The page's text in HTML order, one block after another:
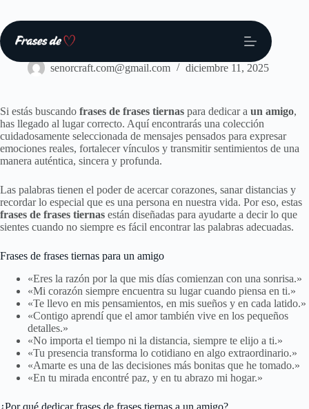
contenido
Frases
senorcraft.com@gmail.com diciembre 11, 2025
Si estás buscando frases de frases tiernas para dedicar a un amigo,
has llegado al lugar correcto. Aquí encontrarás una colección
cuidadosamente seleccionada de mensajes pensados para expresar
emociones reales, fortalecer vínculos y transmitir sentimientos de una
manera auténtica, sincera y profunda.
Las palabras tienen el poder de acercar corazones, sanar distancias y
recordar lo especial que es una persona en nuestra vida. Por eso, estas
frases de frases tiernas están diseñadas para ayudarte a decir lo que
sientes cuando no siempre es fácil encontrar las palabras adecuadas.
Frases de frases tiernas para un amigo
«Eres la razón por la que mis días comienzan con una sonrisa.»
«Mi corazón siempre encuentra su lugar cuando piensa en ti.»
«Te llevo en mis pensamientos, en mis sueños y en cada latido.»
«Contigo aprendí que el amor también vive en los pequeños
detalles.»
«No importa el tiempo ni la distancia, siempre te elijo a ti.»
«Tu presencia transforma lo cotidiano en algo extraordinario.»
«Amarte es una de las decisiones más bonitas que he tomado.»
«En tu mirada encontré paz, y en tu abrazo mi hogar.»
¿Por qué dedicar frases de frases tiernas a un amigo?